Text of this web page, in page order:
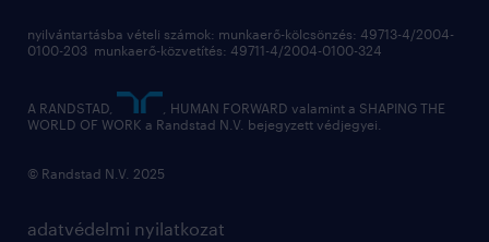
munkaerőpiac
hírlevél
adatvédelmi nyilatkozat
nyilvántartásba vételi számok: munkaerő-kölcsönzés: 49713-4/2004-
0100-203 munkaerő-közvetítés: 49711-4/2004-0100-324
A RANDSTAD,
, HUMAN FORWARD valamint a SHAPING THE
WORLD OF WORK a Randstad N.V. bejegyzett védjegyei.
© Randstad N.V. 2025